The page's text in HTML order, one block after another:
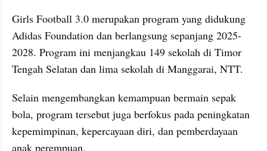
Girls Football 3.0 merupakan program yang didukung
Adidas Foundation dan berlangsung sepanjang 2025-
2028. Program ini menjangkau 149 sekolah di Timor
Tengah Selatan dan lima sekolah di Manggarai, NTT.
Selain mengembangkan kemampuan bermain sepak
bola, program tersebut juga berfokus pada peningkatan
kepemimpinan, kepercayaan diri, dan pemberdayaan
anak perempuan.